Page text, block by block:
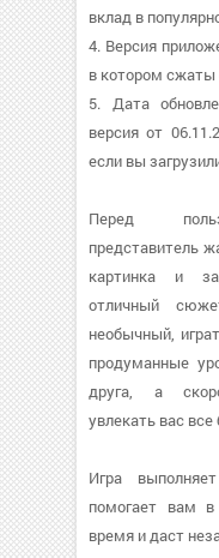
вклад в
4. Версия
в котором
5. Дата
версия от
если вы
Перед
представитель
картинка и
отличный
необычный,
продуманные
друга, а
увлекать вас
Игра
помогает вам в
время и даст